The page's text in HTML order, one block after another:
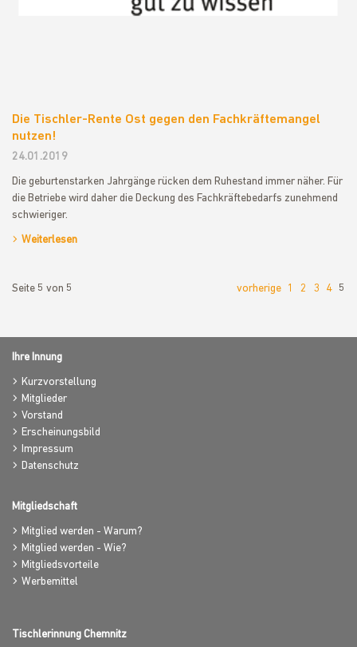
Die Tischler-Rente Ost gegen den Fachkräftemangel
nutzen!
24.01.2019
Die geburtenstarken Jahrgänge rücken dem Ruhestand immer näher. Für
die Betriebe wird daher die Deckung des Fachkräftebedarfs zunehmend
schwieriger.
Weiterlesen
Seite 5 von 5 vorherige 1 2 3 4 5
Ihre Innung
Kurzvorstellung
Mitglieder
Vorstand
Erscheinungsbild
Impressum
Datenschutz
Mitgliedschaft
Mitglied werden - Warum?
Mitglied werden - Wie?
Mitgliedsvorteile
Werbemittel
Tischlerinnung Chemnitz